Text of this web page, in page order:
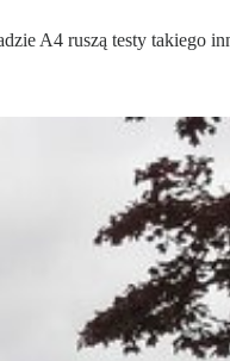
A4 ruszą testy takiego